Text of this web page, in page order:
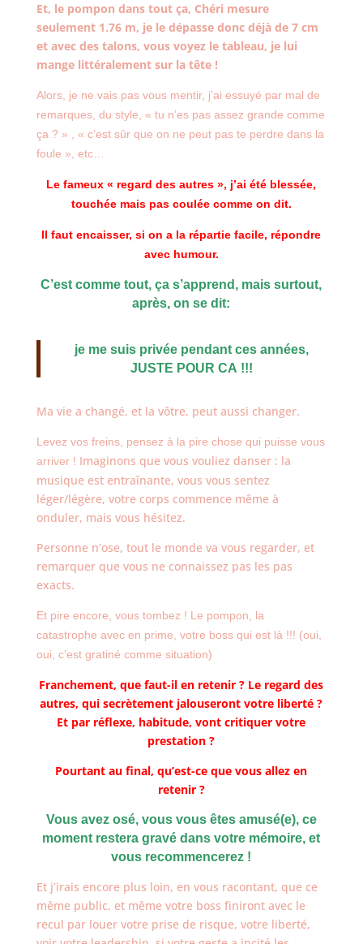
Et, le pompon dans tout ça, Chéri mesure
seulement 1.76 m, je le dépasse donc déjà de 7 cm
et avec des talons, vous voyez le tableau, je lui
mange littéralement sur la tête !
Alors, je ne vais pas vous mentir, j’ai essuyé par mal de
remarques, du style, « tu n’es pas assez grande comme
ça ? » , « c’est sûr que on ne peut pas te perdre dans la
foule », etc…
Le fameux « regard des autres », j’ai été blessée,
touchée mais pas coulée comme on dit.
Il faut encaisser, si on a la répartie facile, répondre
avec humour.
C’est comme tout, ça s’apprend, mais surtout,
après, on se dit:
je me suis privée pendant ces années,
JUSTE POUR CA !!!
Ma vie a changé, et la vôtre, peut aussi changer.
Levez vos freins, pensez à la pire chose qui puisse vous
arriver ! Imaginons que vous vouliez danser : la
musique est entraînante, vous vous sentez
léger/légère, votre corps commence même à
onduler, mais vous hésitez.
Personne n’ose, tout le monde va vous regarder, et
remarquer que vous ne connaissez pas les pas
exacts.
Et pire encore, vous tombez ! Le pompon, la
catastrophe avec en prime, votre boss qui est là !!! (oui,
oui, c’est gratiné comme situation)
Franchement, que faut-il en retenir ? Le regard des
autres, qui secrètement jalouseront votre liberté ?
Et par réflexe, habitude, vont critiquer votre
prestation ?
Pourtant au final, qu’est-ce que vous allez en
retenir ?
Vous avez osé, vous vous êtes amusé(e), ce
moment restera gravé dans votre mémoire, et
vous recommencerez !
Et j’irais encore plus loin, en vous racontant, que ce
même public, et même votre boss finiront avec le
recul par louer votre prise de risque, votre liberté,